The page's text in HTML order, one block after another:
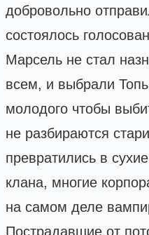
добровольно
состоялось
Марсель не стал
всем, и выбрали
молодого чтобы
не разбираются
превратились в
клана, многие
на самом деле
Пострадавшие от